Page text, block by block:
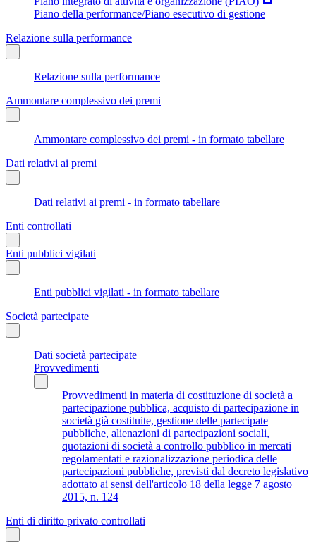
Piano della performance/Piano esecutivo di gestione
Relazione sulla performance
Relazione sulla performance
Ammontare complessivo dei premi
Ammontare complessivo dei premi - in formato tabellare
Dati relativi ai premi
Dati relativi ai premi - in formato tabellare
Enti controllati
Enti pubblici vigilati
Enti pubblici vigilati - in formato tabellare
Società partecipate
Dati società partecipate
Provvedimenti
Provvedimenti in materia di costituzione di società a
partecipazione pubblica, acquisto di partecipazione in
società già costituite, gestione delle partecipate
pubbliche, alienazioni di partecipazioni sociali,
quotazioni di società a controllo pubblico in mercati
regolamentati e razionalizzazione periodica delle
partecipazioni pubbliche, previsti dal decreto legislativo
adottato ai sensi dell'articolo 18 della legge 7 agosto
2015, n. 124
Enti di diritto privato controllati